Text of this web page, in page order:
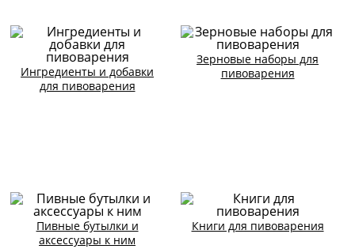
Ингредиенты и добавки
для пивоварения
Зерновые наборы для
пивоварения
Пивные бутылки и
аксессуары к ним
Книги для пивоварения